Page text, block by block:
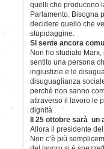
quelli che producono
Parlamento. Bisogna
decidere quello che
stupidaggine.
Si sente ancora
Non ho studiato
sentito una persona
ingiustizie e le
disuguaglianza
perchè non sanno
attraverso il lavoro le
dignità .
Il 25 ottobre sarà
Allora il presidente
Non c’è più